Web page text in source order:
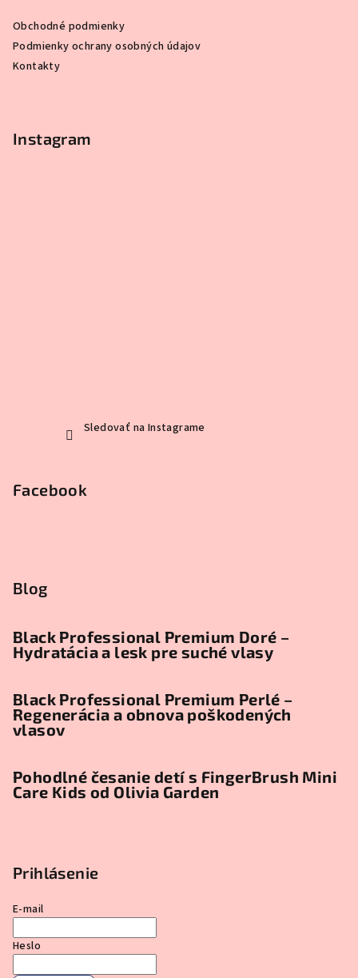
Obchodné podmienky
Podmienky ochrany osobných údajov
Kontakty
Instagram
Sledovať na Instagrame
Facebook
Blog
Black Professional Premium Doré –
Hydratácia a lesk pre suché vlasy
Black Professional Premium Perlé –
Regenerácia a obnova poškodených
vlasov
Pohodlné česanie detí s FingerBrush Mini
Care Kids od Olivia Garden
Prihlásenie
E-mail
Heslo